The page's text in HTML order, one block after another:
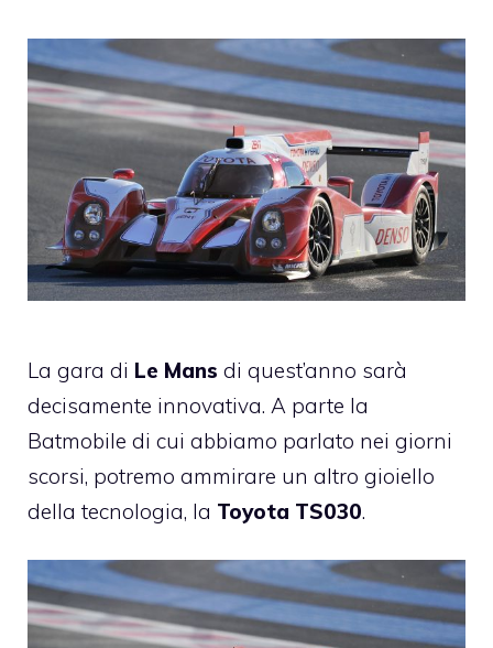
La gara di Le Mans di quest’anno sarà
decisamente innovativa. A parte la
Batmobile di cui abbiamo parlato nei giorni
scorsi, potremo ammirare un altro gioiello
della tecnologia, la Toyota TS030.